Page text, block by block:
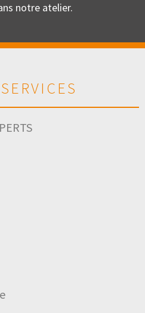
notre atelier.